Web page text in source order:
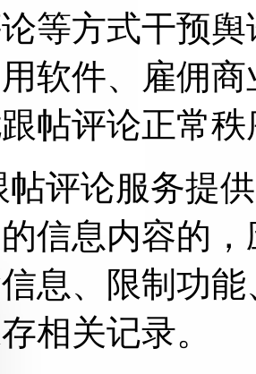
等方式干预
软件、雇佣
帖评论正常
帖评论服务提
信息内容的
息、限制功
相关记录。